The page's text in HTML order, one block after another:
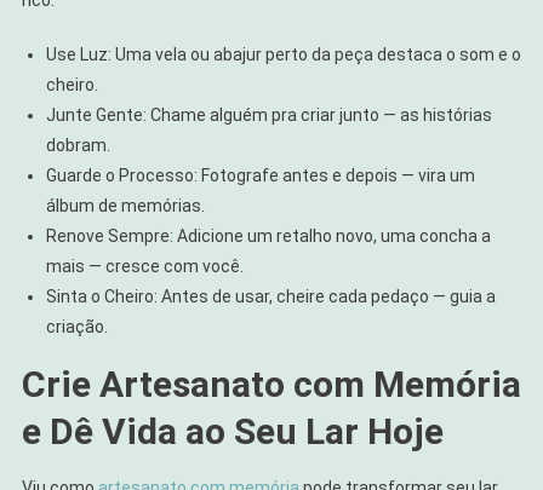
Use Luz: Uma vela ou abajur perto da peça destaca o som e o
cheiro.
Junte Gente: Chame alguém pra criar junto — as histórias
dobram.
Guarde o Processo: Fotografe antes e depois — vira um
álbum de memórias.
Renove Sempre: Adicione um retalho novo, uma concha a
mais — cresce com você.
Sinta o Cheiro: Antes de usar, cheire cada pedaço — guia a
criação.
Crie Artesanato com Memória
e Dê Vida ao Seu Lar Hoje